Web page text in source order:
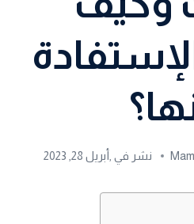
نشر في ٫ أبريل 28, 2023